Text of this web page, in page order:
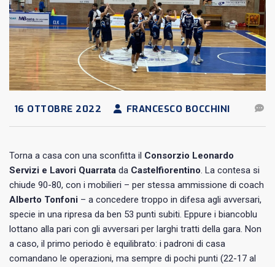
16 OTTOBRE 2022 FRANCESCO BOCCHINI
Torna a casa con una sconfitta il Consorzio Leonardo
Servizi e Lavori Quarrata da Castelfiorentino. La contesa si
chiude 90-80, con i mobilieri – per stessa ammissione di coach
Alberto Tonfoni – a concedere troppo in difesa agli avversari,
specie in una ripresa da ben 53 punti subiti. Eppure i biancoblu
lottano alla pari con gli avversari per larghi tratti della gara. Non
a caso, il primo periodo è equilibrato: i padroni di casa
comandano le operazioni, ma sempre di pochi punti (22-17 al